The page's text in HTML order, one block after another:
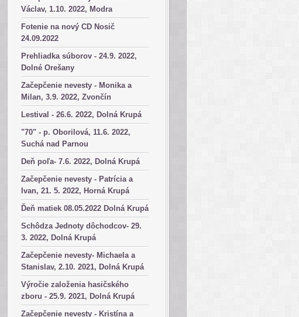
Václav, 1.10. 2022, Modra
Fotenie na nový CD Nosič
24.09.2022
Prehliadka súborov - 24.9. 2022,
Dolné Orešany
Začepčenie nevesty - Monika a
Milan, 3.9. 2022, Zvončín
Lestival - 26.6. 2022, Dolná Krupá
"70" - p. Oborilová, 11.6. 2022,
Suchá nad Parnou
Deň poľa- 7.6. 2022, Dolná Krupá
Začepčenie nevesty - Patrícia a
Ivan, 21. 5. 2022, Horná Krupá
Ďeň matiek 08.05.2022 Dolná Krupá
Schôdza Jednoty dôchodcov- 29.
3. 2022, Dolná Krupá
Začepčenie nevesty- Michaela a
Stanislav, 2.10. 2021, Dolná Krupá
Výročie založenia hasičského
zboru - 25.9. 2021, Dolná Krupá
Začepčenie nevesty - Kristína a